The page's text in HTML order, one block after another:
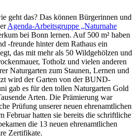
geht das? Das können Bürgerinnen und
Agenda-Arbeitsgruppe „Naturnahe
bei Bonn lernen. Auf 500 m² haben
-freunde hinter dem Rathaus ein
das mit mehr als 50 Wildgehölzen und
Totholz und vielen anderen
Naturgarten zum Staunen, Lernen und
wird der Garten von der BUND-
gab es für den tollen Naturgarten Gold
Arten. Die Prämierung war
Prüfung unserer neuen ehrenamtlichen
Februar hatten sie bereits die schriftliche
die 13 neuen ehrenamtlichen
Zertifikate.